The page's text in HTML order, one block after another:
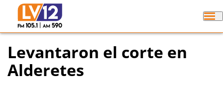
Levantaron el corte en
Alderetes